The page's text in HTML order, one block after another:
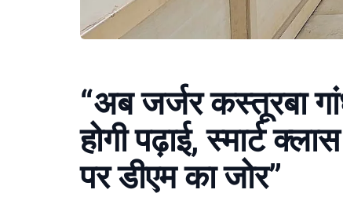
“अब जर्जर कस्तूरबा
होगी पढ़ाई, स्मार्ट
पर डीएम का जोर”